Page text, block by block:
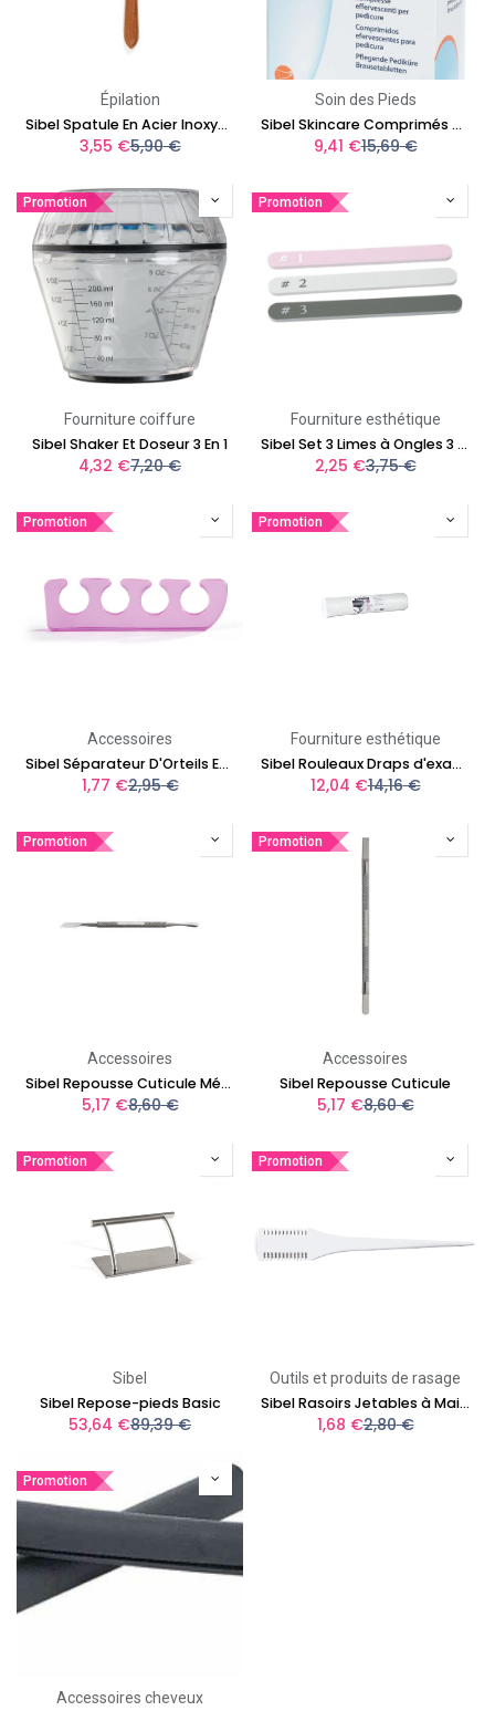
Épilation
Sibel Spatule En Acier Inoxydable Pour Le Visage 23 cm
3,55 €5,90€
Soin des Pieds
Sibel Skincare Comprimés Apaisants Et Effervescents Pour Pédicure
9,41 €15,69€
Promotion
Fourniture coiffure
Sibel Shaker Et Doseur 3 En 1
4,32 €7,20€
Promotion
Fourniture esthétique
Sibel Set 3 Limes à Ongles 3 Step
2,25 €3,75€
Promotion
Accessoires
Sibel Séparateur D'Orteils En Silicone
1,77 €2,95€
Promotion
Fourniture esthétique
Sibel Rouleaux Draps d'examen 50x38cm x 150pcs
12,04 €14,16€
Promotion
Accessoires
Sibel Repousse Cuticule Métal
5,17 €8,60€
Promotion
Accessoires
Sibel Repousse Cuticule
5,17 €8,60€
Promotion
Sibel
Sibel Repose-pieds Basic
53,64 €89,39€
Promotion
Outils et produits de rasage
Sibel Rasoirs Jetables à Main En Plastique
1,68 €2,80€
Promotion
Accessoires cheveux